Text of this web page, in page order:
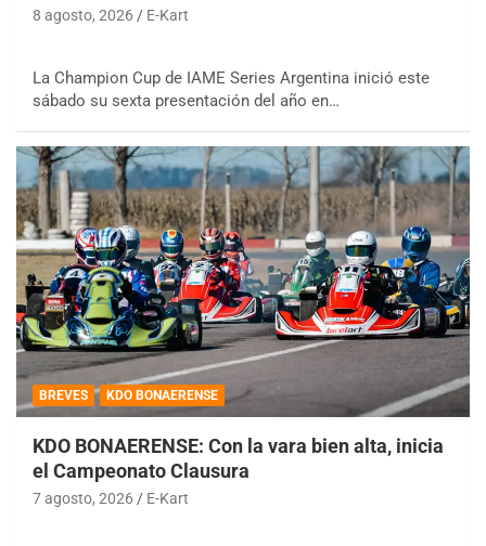
8 agosto, 2026 E-Kart
La Champion Cup de IAME Series Argentina inició este
sábado su sexta presentación del año en…
BREVES KDO BONAERENSE
KDO BONAERENSE: Con la vara bien alta, inicia
el Campeonato Clausura
7 agosto, 2026 E-Kart